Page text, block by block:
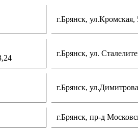
г.Брянск, ул.Кромская,
г.Брянск, ул.
г.Брянск,
г.Брянск, пр-д